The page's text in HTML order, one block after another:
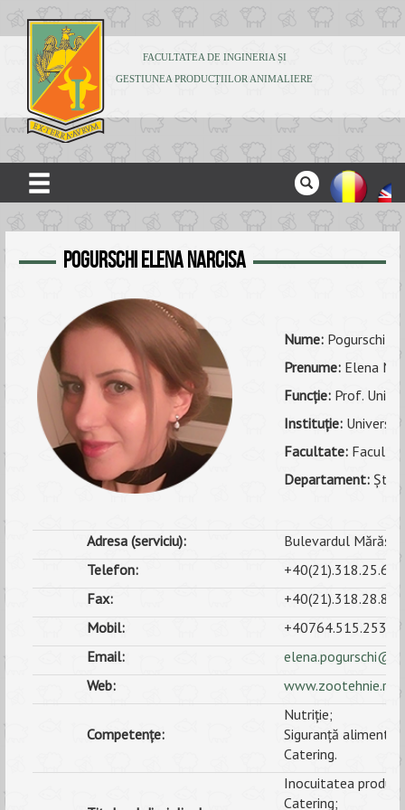
FACULTATEA DE INGINERIA ȘI
GESTIUNEA PRODUCȚIILOR ANIMALIERE
ACASĂ
DESPRE NOI
STUDENȚI
CERCETARE
PUBLICAȚII
ANUNȚURI
ALUMNI
Pogurschi Elena Narcisa
Nume:Pogurschi
Prenume:Elena
Funcţie:Prof. Univ.
Instituţie:
Facultate:
Departament:
Adresa (serviciu):
Bulevardul
Telefon:
+40(21).318.25.64
Fax:
+40(21).318.28.88
Mobil:
+40764.515.253
Email:
Web:
www.zootehnie.ro
Competențe:
Nutriție;
Siguranță
Catering.
Inocuitatea
Catering;